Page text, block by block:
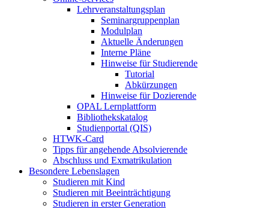
Lehrveranstaltungsplan
Seminargruppenplan
Modulplan
Aktuelle Änderungen
Interne Pläne
Hinweise für Studierende
Tutorial
Abkürzungen
Hinweise für Dozierende
OPAL Lernplattform
Bibliothekskatalog
Studienportal (QIS)
HTWK-Card
Tipps für angehende Absolvierende
Abschluss und Exmatrikulation
Besondere Lebenslagen
Studieren mit Kind
Studieren mit Beeinträchtigung
Studieren in erster Generation